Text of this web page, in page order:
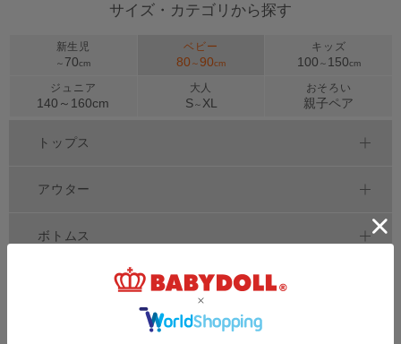
サイズ・カテゴリから探す
新生児
～ 70cm
ベビー
80 ～90cm
キッズ
100 ～ 150cm
ジュニア
140～ 160cm
大人
S～ XL
おそろい
親子ペア
トップス
アウター
ボトムス